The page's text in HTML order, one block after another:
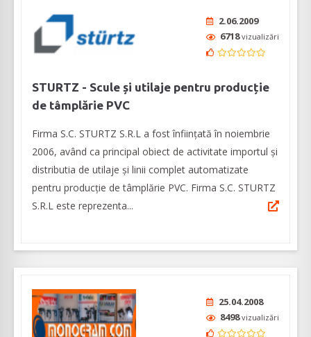
2.06.2009
6718vizualizări
STURTZ - Scule și utilaje pentru producție
de tâmplărie PVC
Firma S.C. STURTZ S.R.L a fost înființată în noiembrie
2006, având ca principal obiect de activitate importul și
distributia de utilaje și linii complet automatizate
pentru producție de tâmplărie PVC. Firma S.C. STURTZ
S.R.L este reprezenta...
25.04.2008
8498vizualizări